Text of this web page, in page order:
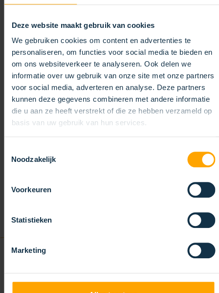
Deze website maakt gebruik van cookies
We gebruiken cookies om content en advertenties te
personaliseren, om functies voor social media te bieden en
om ons websiteverkeer te analyseren. Ook delen we
informatie over uw gebruik van onze site met onze partners
voor social media, adverteren en analyse. Deze partners
kunnen deze gegevens combineren met andere informatie
die u aan ze heeft verstrekt of die ze hebben verzameld op
basis van uw gebruik van hun services.
Noodzakelijk
Voorkeuren
Statistieken
Marketing
TECHNISCHE BORSTELS:
30/10/2024
spelen borstels in vele processen een onopvallende
LEES MEER